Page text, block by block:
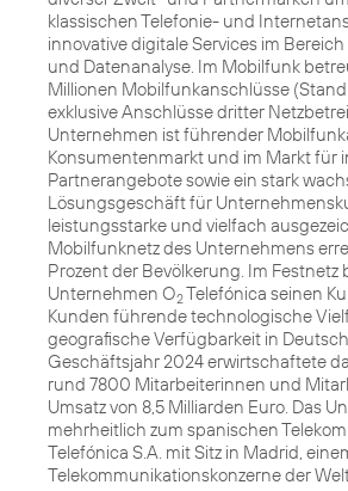
klassischen Telefonie- und
innovative digitale Services im
und Datenanalyse. Im Mobilfunk
Millionen Mobilfunkanschlüsse
exklusive Anschlüsse dritter
Unternehmen ist führender
Konsumentenmarkt und im Markt für
Partnerangebote sowie ein stark
Lösungsgeschäft für
leistungsstarke und vielfach
Mobilfunknetz des Unternehmens
Prozent der Bevölkerung. Im Festnetz
Unternehmen O2Telefónica seinen
Kunden führende technologische
geografische Verfügbarkeit in
Geschäftsjahr 2024 erwirtschaftete
rund 7800 Mitarbeiterinnen und
Umsatz von 8,5 Milliarden Euro. Das
mehrheitlich zum spanischen
Telefónica S.A. mit Sitz in Madrid,